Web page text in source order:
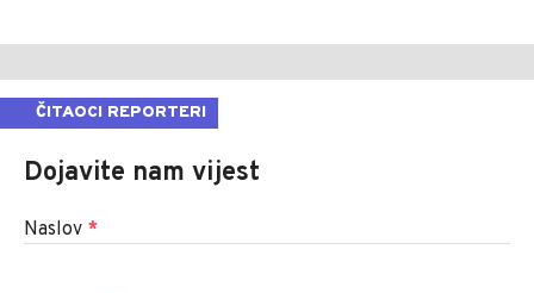
ČITAOCI REPORTERI
Dojavite nam vijest
Naslov *